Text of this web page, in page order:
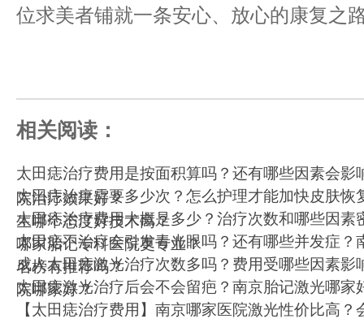
位求美者铺就一条安心、放心的康复之
相关阅读：
太田痣治疗费用是按面积算吗？还有哪些因素会影
院治疗效果好？
太田痣治疗需要多少次？怎么护理才能加快皮肤恢
生哪个态度好技术高？
太田痣治疗费用大概是多少？治疗次数和哪些因素
哪家胎记专科医院更专业？
太田痣不治疗会引发青光眼吗？还有哪些并发症？
名榜有推荐吗？
成人太田痣激光治疗次数多吗？费用受哪些因素影
院哪家好？
太田痣激光治疗后会不会留疤？南京胎记激光哪家
【太田痣治疗费用】南京哪家医院激光性价比高？